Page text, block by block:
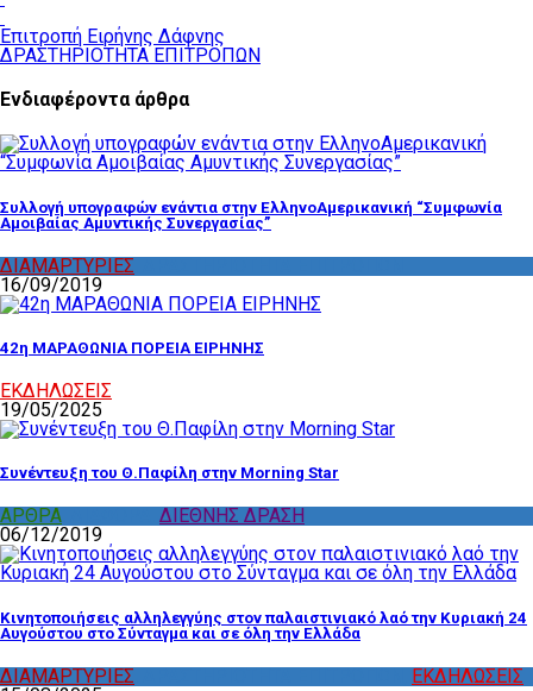
Επιτροπή Ειρήνης Δάφνης
ΔΡΑΣΤΗΡΙΟΤΗΤΑ ΕΠΙΤΡΟΠΩΝ
Ενδιαφέροντα άρθρα
Συλλογή υπογραφών ενάντια στην ΕλληνοΑμερικανική “Συμφωνία
Αμοιβαίας Αμυντικής Συνεργασίας”
ΔΙΑΜΑΡΤΥΡΙΕΣ
16/09/2019
42η ΜΑΡΑΘΩΝΙΑ ΠΟΡΕΙΑ ΕΙΡΗΝΗΣ
ΕΚΔΗΛΩΣΕΙΣ
19/05/2025
Συνέντευξη του Θ.Παφίλη στην Morning Star
ΑΡΘΡΑ
ΔΙΕΘΝΗΣ ΔΡΑΣΗ
06/12/2019
Κινητοποιήσεις αλληλεγγύης στον παλαιστινιακό λαό την Κυριακή 24
Αυγούστου στο Σύνταγμα και σε όλη την Ελλάδα
ΔΙΑΜΑΡΤΥΡΙΕΣ
ΕΚΔΗΛΩΣΕΙΣ